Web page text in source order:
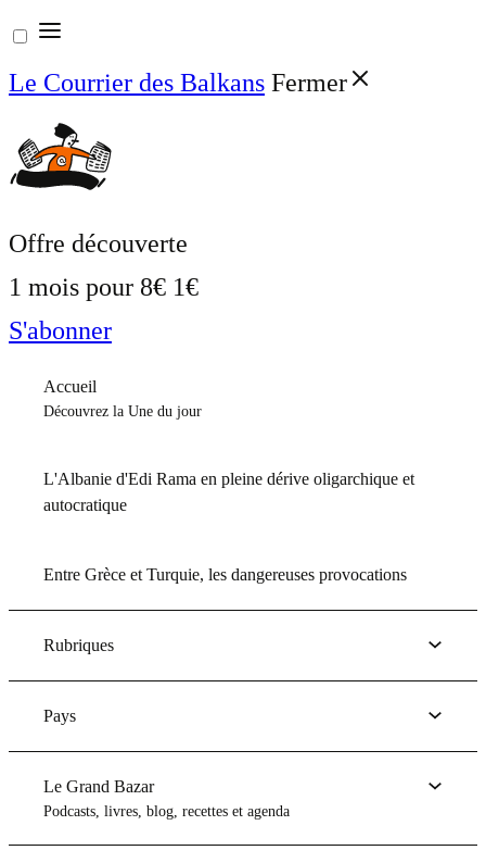
Aller
au
contenu
Le Courrier des Balkans Fermer
Offre découverte
1 mois pour 8€ 1€
S'abonner
Accueil
Découvrez la Une du jour
L'Albanie d'Edi Rama en pleine dérive oligarchique et
autocratique
Entre Grèce et Turquie, les dangereuses provocations
Rubriques
Pays
Le Grand Bazar
Podcasts, livres, blog, recettes et agenda